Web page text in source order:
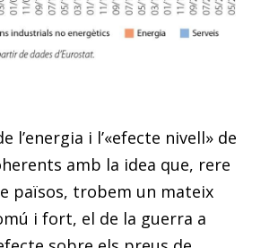
l’energia i l’«efecte nivell» de
amb la idea que, rere
països, trobem un mateix
i fort, el de la guerra a